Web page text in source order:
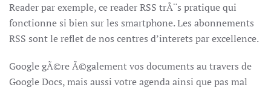
Reader par exemple, ce reader RSS trÃ¨s pratique qui
fonctionne si bien sur les smartphone. Les abonnements
RSS sont le reflet de nos centres d’interets par excellence.
Google gÃ©re Ã©galement vos documents au travers de
Google Docs, mais aussi votre agenda ainsi que pas mal